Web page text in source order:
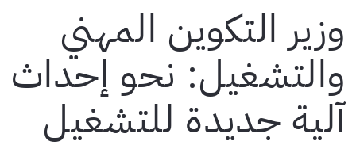
وزير التكوين المهني
والتشغيل: نحو إحداث
آلية جديدة للتشغيل